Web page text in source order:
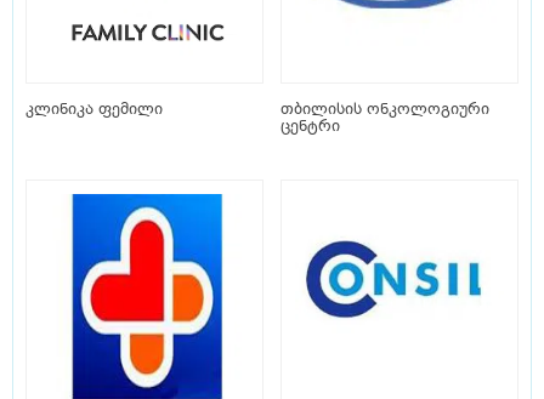
კლინიკა ფემილი
თბილისის ონკოლოგიური
ცენტრი